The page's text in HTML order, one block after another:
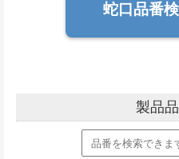
蛇口品番
製品